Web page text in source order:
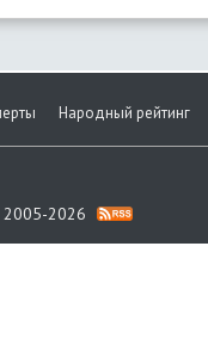
Народный рейтинг
2026